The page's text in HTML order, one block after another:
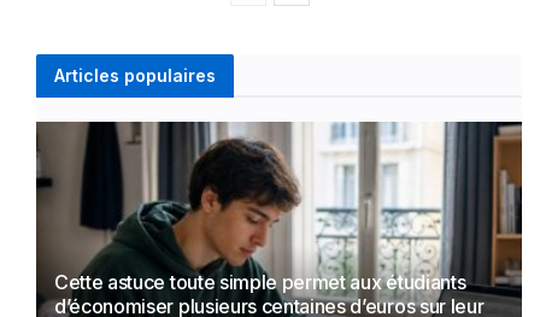
Articles populaires
Cette astuce toute simple permet aux étudiants
d’économiser plusieurs centaines d’euros sur leur